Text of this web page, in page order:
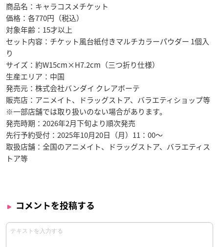
商品名：キャラコスメチケット
価格：各770円（税込）
対象年齢：15才以上
セット内容：チケット風台紙付きマルチカラーパウダー 1個入
り
サイズ：約W15cm×H7.2cm（三つ折り仕様）
生産エリア：中国
発売元：株式会社バンダイ クレアボーテ
販売店：アニメイト、ドラッグストア、バラエティショップ等
※一部店舗では取り扱いのない場合があります。
発売時期：2026年2月下旬より順次発売
先行予約受付：2025年10月20日（月）11：00〜
取扱店舗：全国のアニメイト、ドラッグストア、バラエティス
トア等
コメントを投稿する